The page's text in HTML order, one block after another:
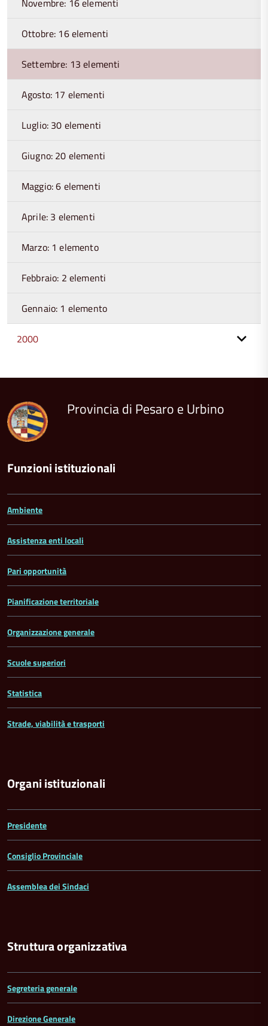
Novembre: 16 elementi
Ottobre: 16 elementi
Settembre: 13 elementi
Agosto: 17 elementi
Luglio: 30 elementi
Giugno: 20 elementi
Maggio: 6 elementi
Aprile: 3 elementi
Marzo: 1 elemento
Febbraio: 2 elementi
Gennaio: 1 elemento
2000
del
Provincia di Pesaro e Urbino
Funzioni istituzionali
Ambiente
Assistenza enti locali
Pari opportunità
Pianificazione territoriale
Organizzazione generale
Scuole superiori
Statistica
Strade, viabilità e trasporti
Organi istituzionali
Presidente
Consiglio Provinciale
Assemblea dei Sindaci
Struttura organizzativa
Segreteria generale
Direzione Generale